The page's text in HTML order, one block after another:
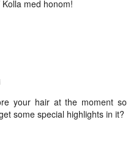
med honom!
your hair at the moment so
some special highlights in it?